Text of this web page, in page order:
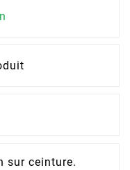
sur ceinture.